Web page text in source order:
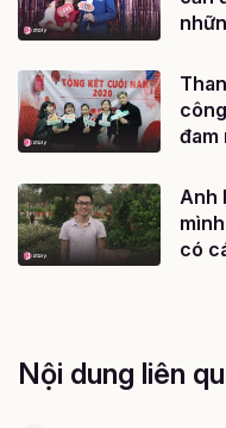
đam
Anh
có
Nội dung liên